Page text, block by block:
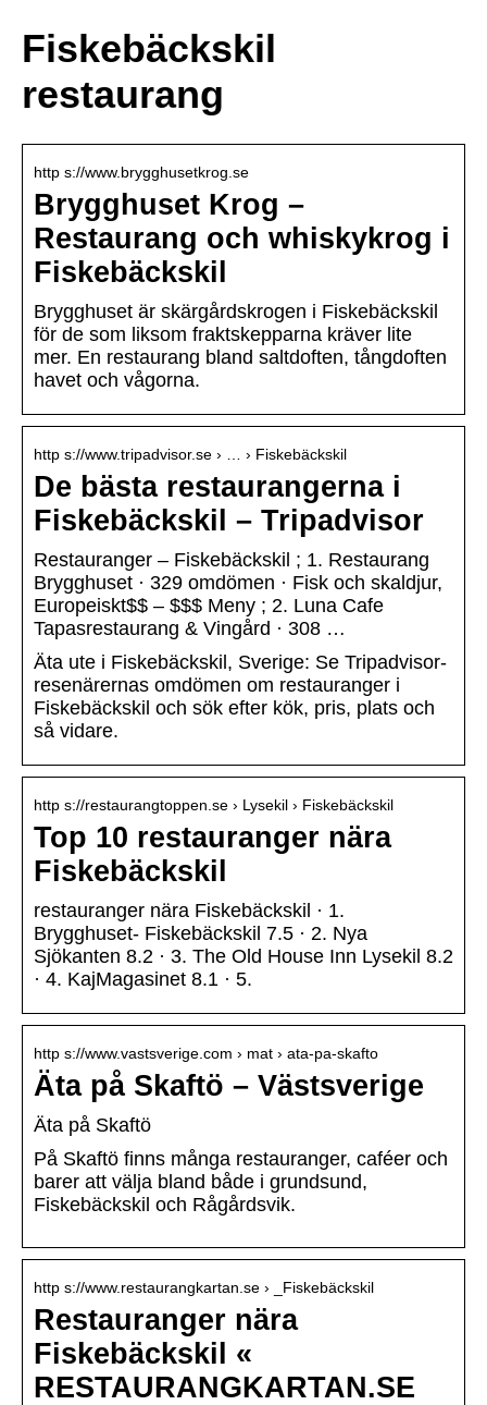
Fiskebäckskil
restaurang
http s://www.brygghusetkrog.se
Brygghuset Krog –
Restaurang och whiskykrog i
Fiskebäckskil
Brygghuset är skärgårdskrogen i Fiskebäckskil
för de som liksom fraktskepparna kräver lite
mer. En restaurang bland saltdoften, tångdoften
havet och vågorna.
http s://www.tripadvisor.se › … › Fiskebäckskil
De bästa restaurangerna i
Fiskebäckskil – Tripadvisor
Restauranger – Fiskebäckskil ; 1. Restaurang
Brygghuset · 329 omdömen · Fisk och skaldjur,
Europeiskt$$ – $$$ Meny ; 2. Luna Cafe
Tapasrestaurang & Vingård · 308 …
Äta ute i Fiskebäckskil, Sverige: Se Tripadvisor-
resenärernas omdömen om restauranger i
Fiskebäckskil och sök efter kök, pris, plats och
så vidare.
http s://restaurangtoppen.se › Lysekil › Fiskebäckskil
Top 10 restauranger nära
Fiskebäckskil
restauranger nära Fiskebäckskil · 1.
Brygghuset- Fiskebäckskil 7.5 · 2. Nya
Sjökanten 8.2 · 3. The Old House Inn Lysekil 8.2
· 4. KajMagasinet 8.1 · 5.
http s://www.vastsverige.com › mat › ata-pa-skafto
Äta på Skaftö – Västsverige
Äta på Skaftö
På Skaftö finns många restauranger, caféer och
barer att välja bland både i grundsund,
Fiskebäckskil och Rågårdsvik.
http s://www.restaurangkartan.se › _Fiskebäckskil
Restauranger nära
Fiskebäckskil «
RESTAURANGKARTAN.SE